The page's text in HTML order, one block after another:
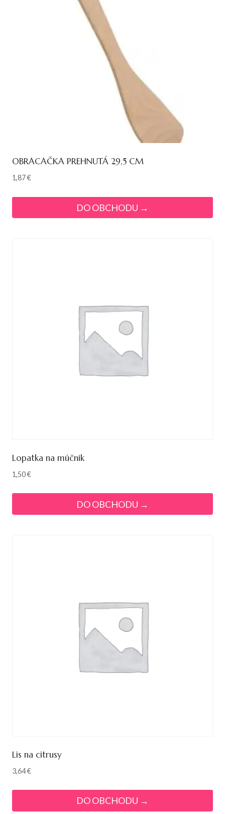
OBRACAČKA PREHNUTÁ 29,5 CM
1,87€
DO OBCHODU →
Lopatka na múčnik
1,50€
DO OBCHODU →
Lis na citrusy
3,64€
DO OBCHODU →